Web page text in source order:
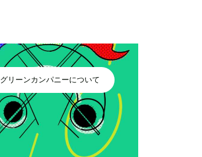
グリーンカンパニーについて